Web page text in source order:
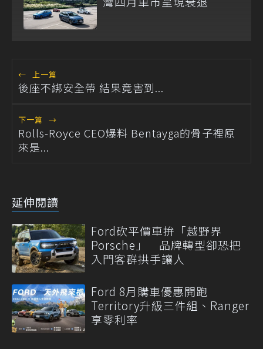
← 上一篇
後座不綁安全帶 結果竟害到...
下一篇 →
Rolls-Royce CEO爆料 Bentayga的骨子裡原
來是...
延伸閱讀
Ford砍平價車拚「越野界
Porsche」 品牌轉型卻恐把
入門客群拱手讓人
Ford 8月購車優惠開跑
Territory升級三件組、Ranger
享零利率